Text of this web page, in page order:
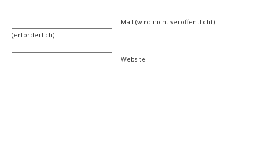
Mail (wird nicht veröffentlicht)
(erforderlich)
Website